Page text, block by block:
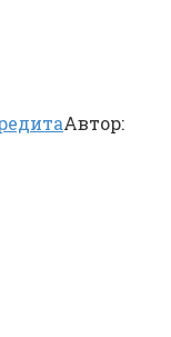
Автор: